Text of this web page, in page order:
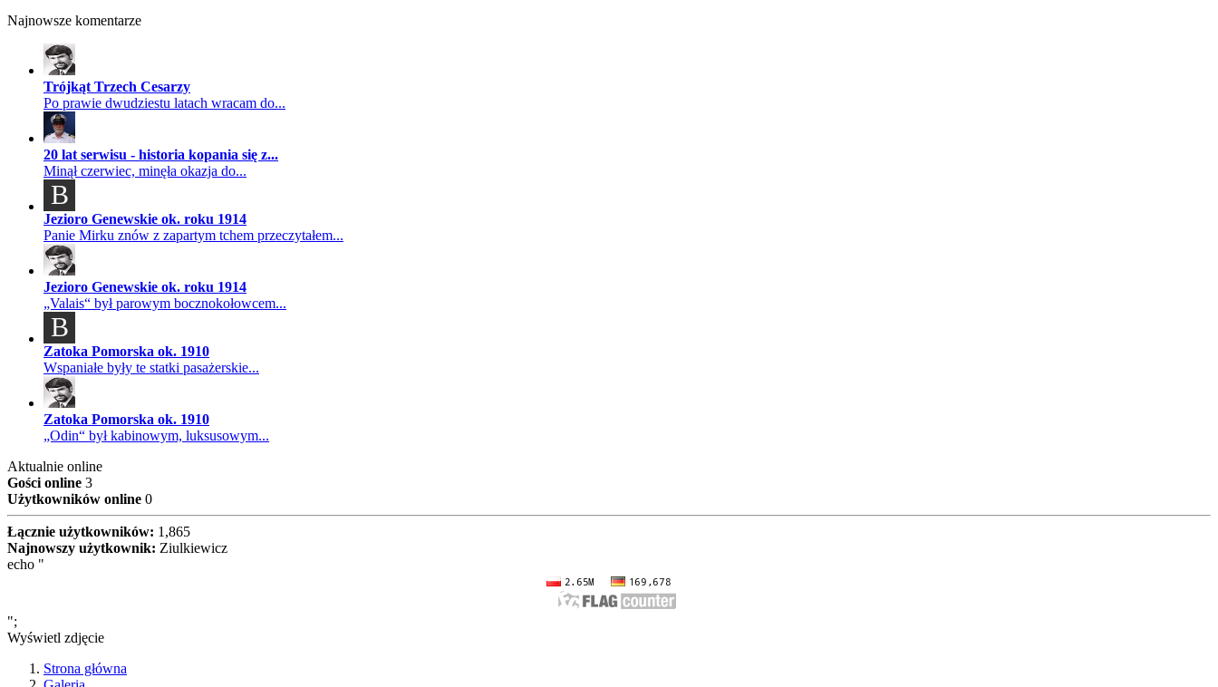
Najnowsze komentarze
Trójkąt Trzech Cesarzy
Po prawie dwudziestu latach wracam do...
20 lat serwisu - historia kopania się z...
Minął czerwiec, minęła okazja do...
B
Jezioro Genewskie ok. roku 1914
Panie Mirku znów z zapartym tchem przeczytałem...
Jezioro Genewskie ok. roku 1914
„Valais“ był parowym bocznokołowcem...
B
Zatoka Pomorska ok. 1910
Wspaniałe były te statki pasażerskie...
Zatoka Pomorska ok. 1910
„Odin“ był kabinowym, luksusowym...
Aktualnie online
Gości online 3
Użytkowników online 0
Łącznie użytkowników: 1,865
Najnowszy użytkownik: Ziulkiewicz
echo "
";
Wyświetl zdjęcie
Strona główna